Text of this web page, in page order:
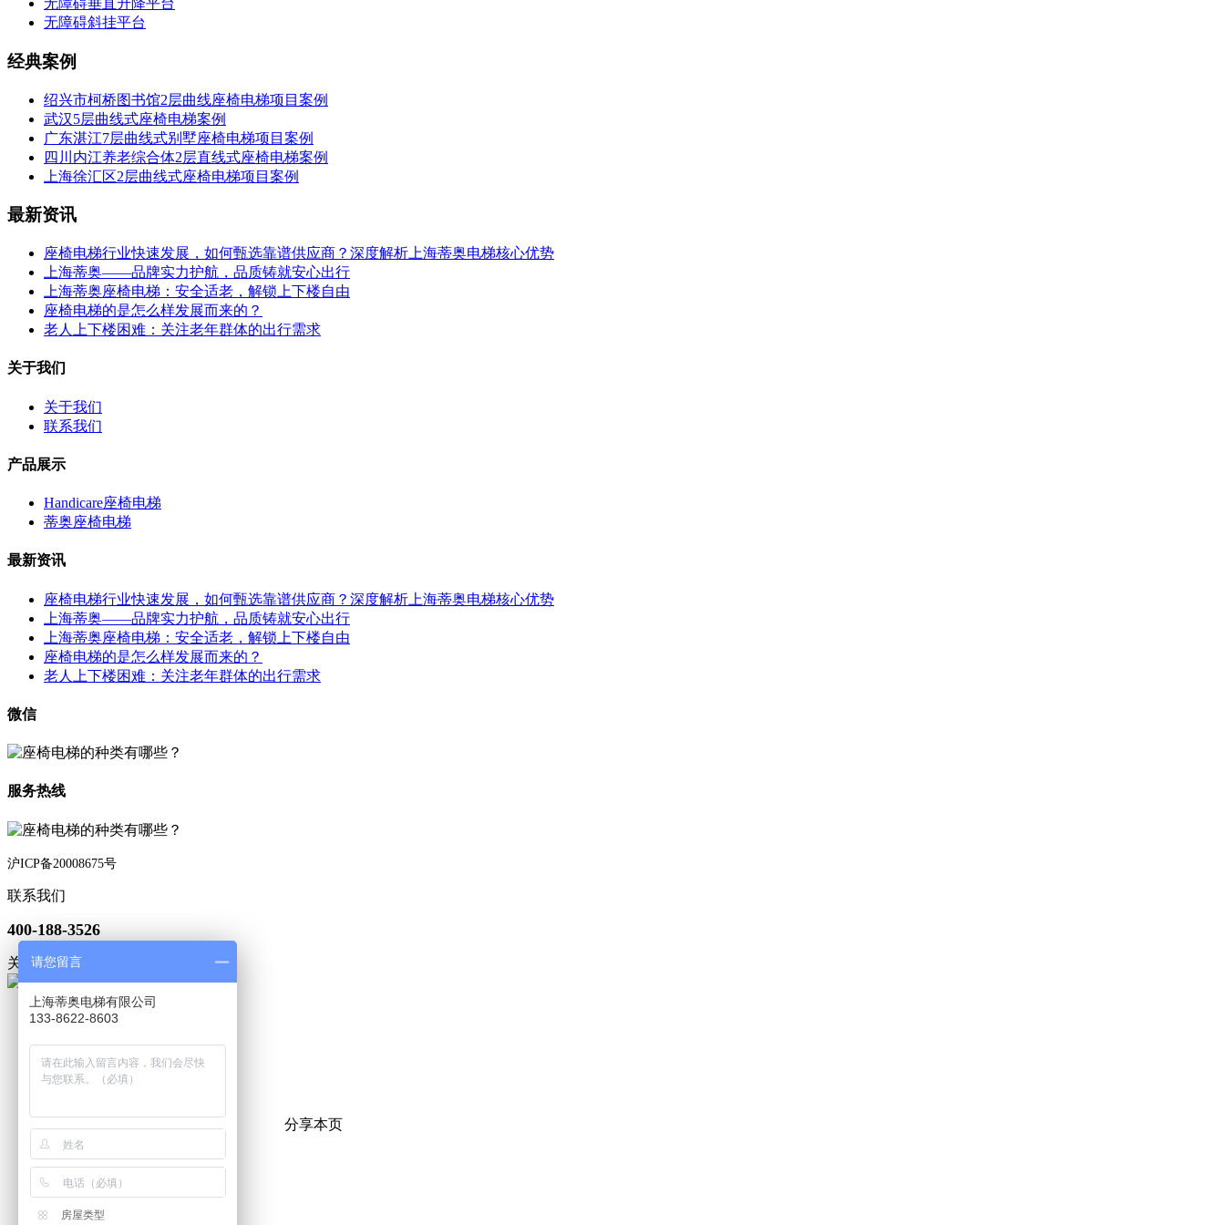
无障碍垂直升降平台
无障碍斜挂平台
经典案例
绍兴市柯桥图书馆2层曲线座椅电梯项目案例
武汉5层曲线式座椅电梯案例
广东湛江7层曲线式别墅座椅电梯项目案例
四川内江养老综合体2层直线式座椅电梯案例
上海徐汇区2层曲线式座椅电梯项目案例
最新资讯
座椅电梯行业快速发展，如何甄选靠谱供应商？深度解析上海蒂奥电梯核心优势
上海蒂奥——品牌实力护航，品质铸就安心出行
上海蒂奥座椅电梯：安全适老，解锁上下楼自由
座椅电梯的是怎么样发展而来的？
老人上下楼困难：关注老年群体的出行需求
关于我们
关于我们
联系我们
产品展示
Handicare座椅电梯
蒂奥座椅电梯
最新资讯
座椅电梯行业快速发展，如何甄选靠谱供应商？深度解析上海蒂奥电梯核心优势
上海蒂奥——品牌实力护航，品质铸就安心出行
上海蒂奥座椅电梯：安全适老，解锁上下楼自由
座椅电梯的是怎么样发展而来的？
老人上下楼困难：关注老年群体的出行需求
微信
服务热线
沪ICP备20008675号
联系我们
400-188-3526
关注微信
分享本页
请您留言
上海蒂奥电梯有限公司
133-8622-8603
房屋类型